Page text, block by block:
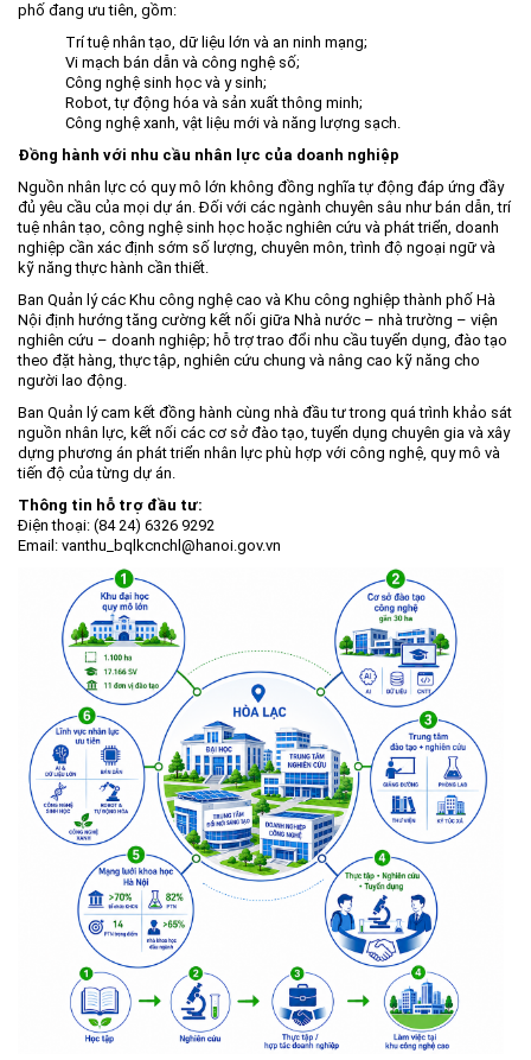
phố đang ưu tiên, gồm:
Trí tuệ nhân tạo, dữ liệu lớn và an ninh mạng;
Vi mạch bán dẫn và công nghệ số;
Công nghệ sinh học và y sinh;
Robot, tự động hóa và sản xuất thông minh;
Công nghệ xanh, vật liệu mới và năng lượng sạch.
Đồng hành với nhu cầu nhân lực của doanh nghiệp
Nguồn nhân lực có quy mô lớn không đồng nghĩa tự động đáp ứng đầy
đủ yêu cầu của mọi dự án. Đối với các ngành chuyên sâu như bán dẫn, trí
tuệ nhân tạo, công nghệ sinh học hoặc nghiên cứu và phát triển, doanh
nghiệp cần xác định sớm số lượng, chuyên môn, trình độ ngoại ngữ và
kỹ năng thực hành cần thiết.
Ban Quản lý các Khu công nghệ cao và Khu công nghiệp thành phố Hà
Nội định hướng tăng cường kết nối giữa Nhà nước – nhà trường – viện
nghiên cứu – doanh nghiệp; hỗ trợ trao đổi nhu cầu tuyển dụng, đào tạo
theo đặt hàng, thực tập, nghiên cứu chung và nâng cao kỹ năng cho
người lao động.
Ban Quản lý cam kết đồng hành cùng nhà đầu tư trong quá trình khảo sát
nguồn nhân lực, kết nối các cơ sở đào tạo, tuyển dụng chuyên gia và xây
dựng phương án phát triển nhân lực phù hợp với công nghệ, quy mô và
tiến độ của từng dự án.
Thông tin hỗ trợ đầu tư:
Điện thoại: (84 24) 6326 9292
Email: vanthu_bqlkcnchl@hanoi.gov.vn